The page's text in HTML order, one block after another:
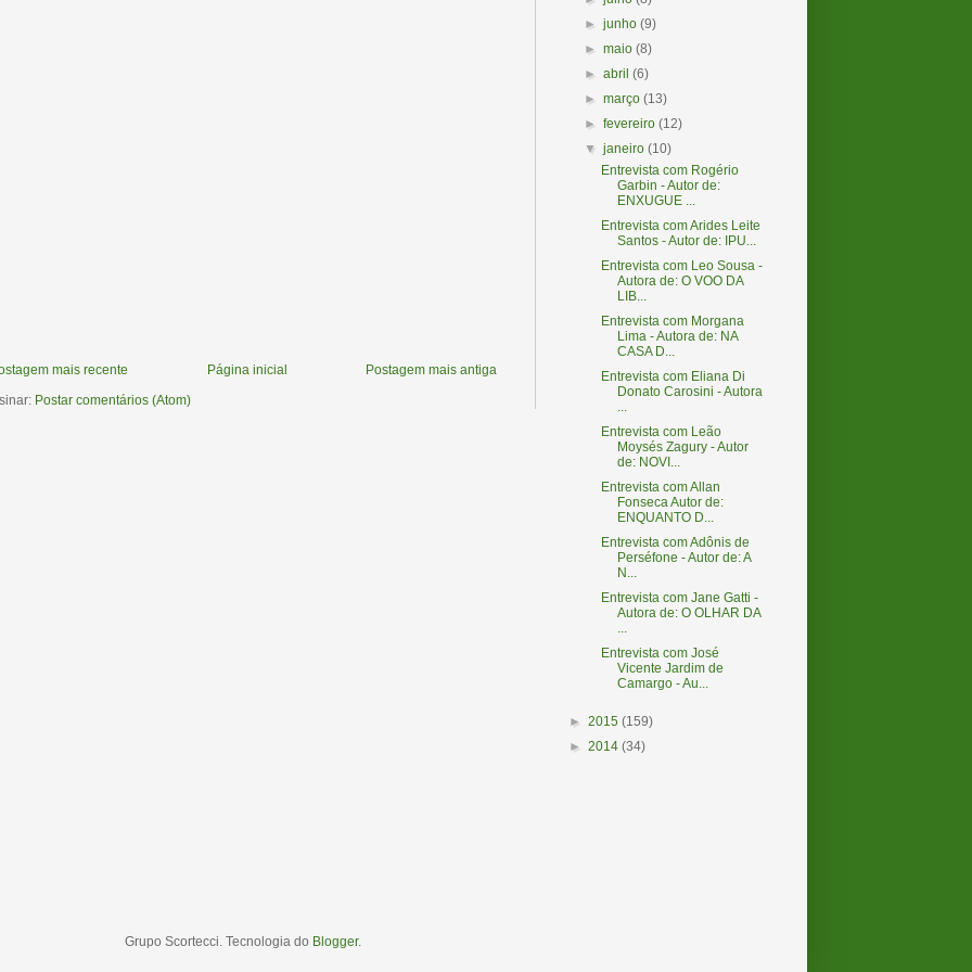
mais recente Postagem mais antiga
Página inicial
Postar comentários (Atom)
►junho(9)
►maio(8)
►abril(6)
►março(13)
►fevereiro(12)
▼janeiro(10)
Entrevista com Rogério
Garbin - Autor de:
ENXUGUE ...
Entrevista com Arides Leite
Santos - Autor de: IPU...
Entrevista com Leo Sousa -
Autora de: O VOO DA
LIB...
Entrevista com Morgana
Lima - Autora de: NA
CASA D...
Entrevista com Eliana Di
Donato Carosini - Autora
...
Entrevista com Leão
Moysés Zagury - Autor
de: NOVI...
Entrevista com Allan
Fonseca Autor de:
ENQUANTO D...
Entrevista com Adônis de
Perséfone - Autor de: A
N...
Entrevista com Jane Gatti -
Autora de: O OLHAR DA
...
Entrevista com José
Vicente Jardim de
Camargo - Au...
► 2015 (159)
► 2014 (34)
Grupo Scortecci. Tecnologia do Blogger.